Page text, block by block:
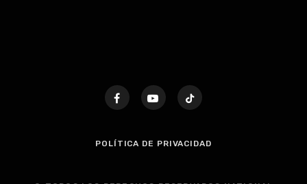
POLÍTICA DE PRIVACIDAD